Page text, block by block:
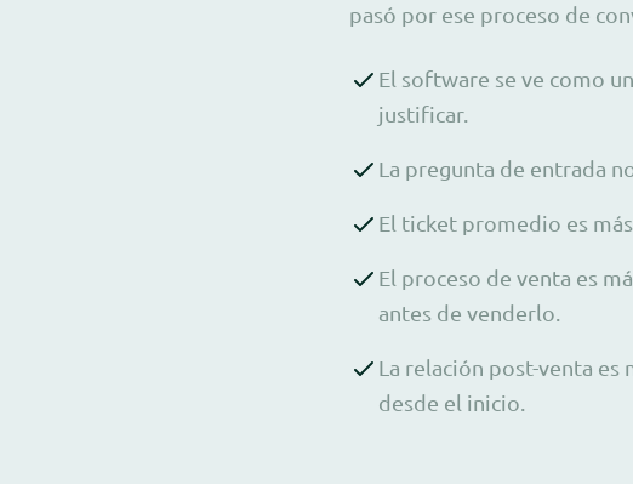
pasó por ese proceso de
El software se ve como
justificar.
La pregunta de entrada
El ticket promedio es
El proceso de venta es
antes de venderlo.
La relación post-venta
desde el inicio.